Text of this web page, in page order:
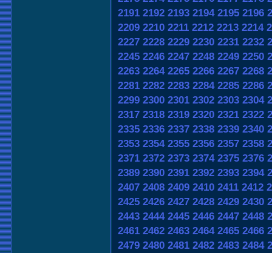
2191 2192 2193 2194 2195 2196
2209 2210 2211 2212 2213 2214
2227 2228 2229 2230 2231 2232
2245 2246 2247 2248 2249 2250
2263 2264 2265 2266 2267 2268
2281 2282 2283 2284 2285 2286
2299 2300 2301 2302 2303 2304
2317 2318 2319 2320 2321 2322
2335 2336 2337 2338 2339 2340
2353 2354 2355 2356 2357 2358
2371 2372 2373 2374 2375 2376
2389 2390 2391 2392 2393 2394
2407 2408 2409 2410 2411 2412
2425 2426 2427 2428 2429 2430
2443 2444 2445 2446 2447 2448
2461 2462 2463 2464 2465 2466
2479 2480 2481 2482 2483 2484